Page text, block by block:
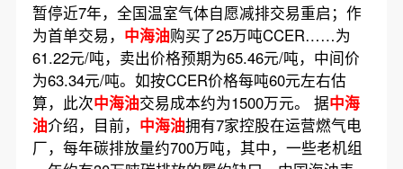
暂停近7年，全国温室气体自愿减排交易重启；作
为首单交易， 中海油购买了25万吨CCER……为
61.22元/吨，卖出价格预期为65.46元/吨，中间价
为63.34元/吨。如按CCER价格每吨60元左右估
算，此次中海油交易成本约为1500万元。 据中海
油介绍，目前， 中海油拥有7家控股在运营燃气电
厂，每年碳排放量约700万吨，其中，一些老机组